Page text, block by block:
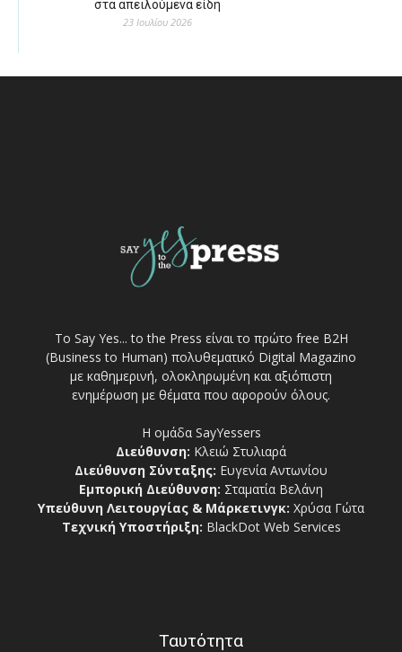
στα απειλούμενα είδη
23 Ιουλίου 2026
Το Say Yes... to the Press είναι το πρώτο free Β2Η
(Business to Human) πολυθεματικό Digital Magazino
με καθημερινή, ολοκληρωμένη και αξιόπιστη
ενημέρωση με θέματα που αφορούν όλους.
Η ομάδα SayYessers
Διεύθυνση: Κλειώ Στυλιαρά
Διεύθυνση Σύνταξης: Ευγενία Αντωνίου
Εμπορική Διεύθυνση: Σταματία Βελάνη
Υπεύθυνη Λειτουργίας & Μάρκετινγκ: Χρύσα Γώτα
Τεχνική Υποστήριξη: BlackDot Web Services
Ταυτότητα